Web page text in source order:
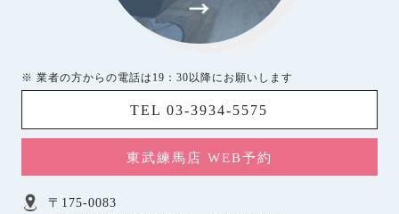
※ 業者の方からの電話は19：30以降にお願いします
TEL 03-3934-5575
東武練馬店 WEB予約
〒175-0083